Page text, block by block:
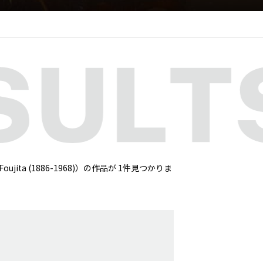
(1886-1968)）の作品が 1件見つかりま